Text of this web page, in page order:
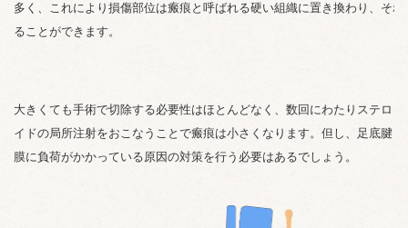
多く、これにより損傷部位は瘢痕と呼ばれる硬い組織に置き換わり、そ
ることができます。
大きくても手術で切除する必要性はほとんどなく、数回にわたりステロ
イドの局所注射をおこなうことで瘢痕は小さくなります。但し、足底腱
膜に負荷がかかっている原因の対策を行う必要はあるでしょう。